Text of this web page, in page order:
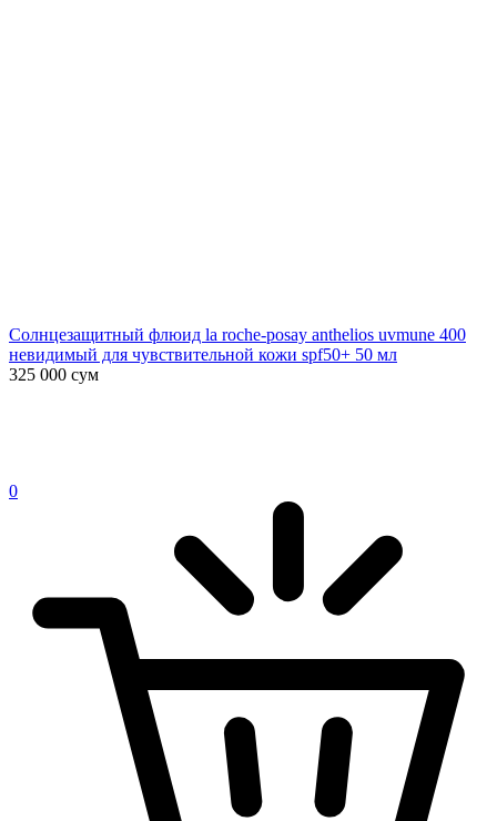
Солнцезащитный флюид la roche-posay anthelios uvmune 400
невидимый для чувствительной кожи spf50+ 50 мл
325 000 сум
0